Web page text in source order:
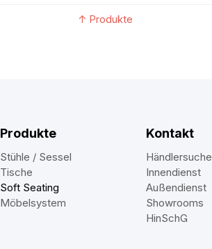
↑ Produkte
Produkte
Stühle / Sessel
Tische
Soft Seating
Möbelsystem
Kontakt
Händlersuche
Innendienst
Außendienst
Showrooms
HinSchG